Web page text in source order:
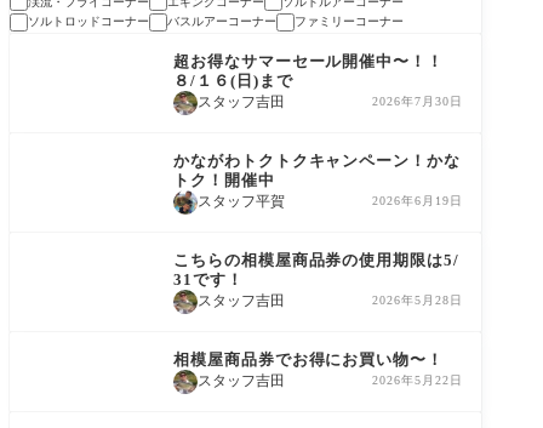
ソルトロッドコーナー
バスルアーコーナー ファミリーコーナー
セール
超お得なサマーセール開催中〜！！
８/１６(日)まで
スタッフ吉田 2026年7月30日
かながわトクトクキャンペーン！かな
トク！開催中
スタッフ平賀 2026年6月19日
こちらの相模屋商品券の使用期限は5/
31です！
スタッフ吉田 2026年5月28日
相模屋商品券でお得にお買い物〜！
スタッフ吉田 2026年5月22日